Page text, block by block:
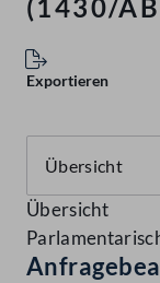
(1430/
Exportieren
Übersicht